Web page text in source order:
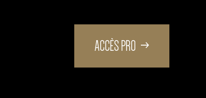
ACCÈS PRO